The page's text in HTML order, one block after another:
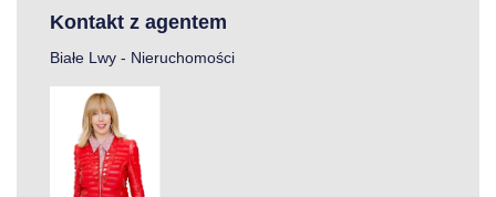
Kontakt z agentem
Białe Lwy - Nieruchomości